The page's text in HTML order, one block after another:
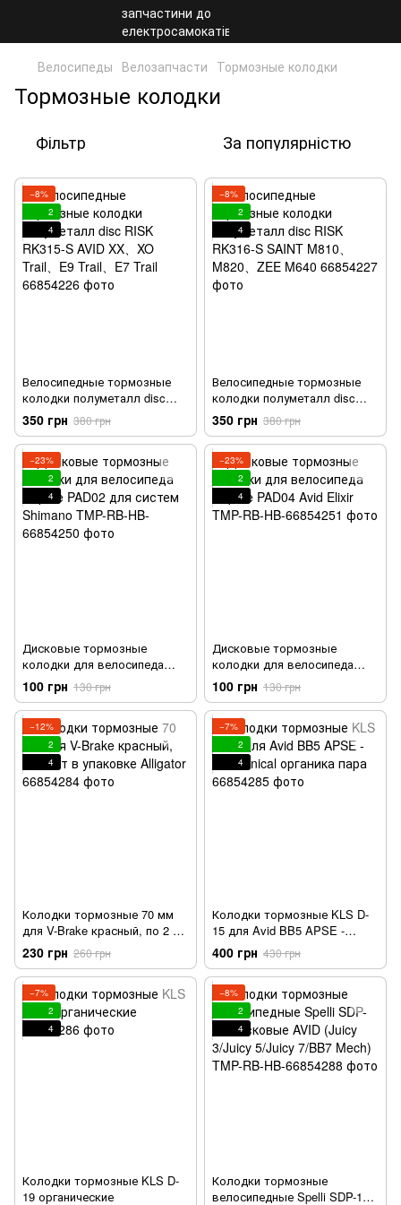
Велосипеды Велозапчасти Тормозные колодки
Тормозные колодки
Фільтр За популярністю
−8%
2
4
Велосипедные тормозные
колодки полуметалл disc
RISK RK315-S AVID XX、XO
Trail、E9 Trail、E7 Trail
350 грн 380 грн
−8%
2
4
Велосипедные тормозные
колодки полуметалл disc
RISK RK316-S SAINT M810、
M820、ZEE M640
350 грн 380 грн
−23%
2
4
Дисковые тормозные
колодки для велосипеда
Repute PAD02 для систем
Shimano
100 грн 130 грн
−23%
2
4
Дисковые тормозные
колодки для велосипеда
Repute PAD04 Avid Elixir
100 грн 130 грн
−12%
2
4
Колодки тормозные 70 мм
для V-Brake красный, по 2 шт
в упаковке Alligator
230 грн 260 грн
−7%
2
4
Колодки тормозные KLS D-
15 для Avid BB5 APSE -
mechanical органика пара
400 грн 430 грн
−7%
2
4
Колодки тормозные KLS D-
19 органические
−8%
2
4
Колодки тормозные
велосипедные Spelli SDP-14